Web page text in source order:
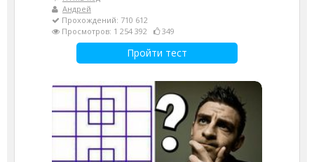
Андрей
Прохождений: 710 612
Просмотров: 1 254 392
349
Пройти тест